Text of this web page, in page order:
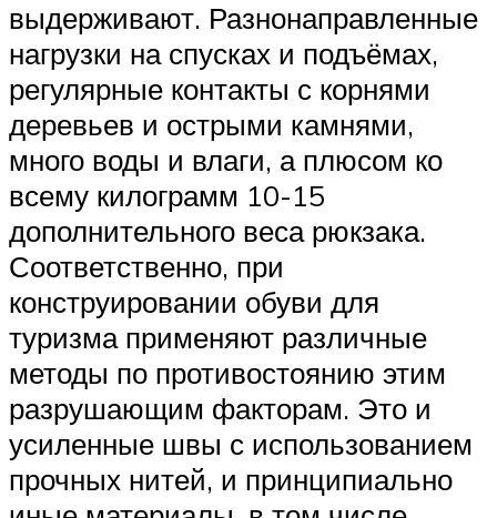
выдерживают. Разнонаправленные
нагрузки на спусках и подъёмах,
регулярные контакты с корнями
деревьев и острыми камнями,
много воды и влаги, а плюсом ко
всему килограмм 10-15
дополнительного веса рюкзака.
Соответственно, при
конструировании обуви для
туризма применяют различные
методы по противостоянию этим
разрушающим факторам. Это и
усиленные швы с использованием
прочных нитей, и принципиально